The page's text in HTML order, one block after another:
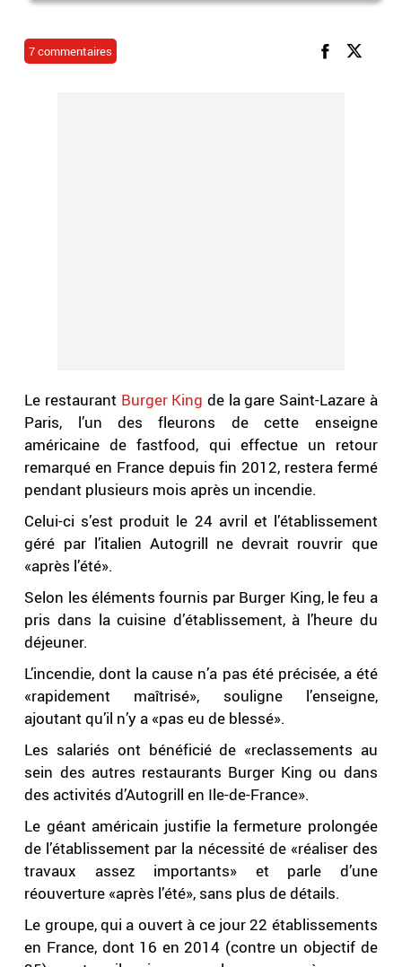
7 commentaires
Le restaurant Burger Kingde la gare Saint-Lazare à
Paris, l’un des fleurons de cette enseigne
américaine de fastfood, qui effectue un retour
remarqué en France depuis fin 2012, restera fermé
pendant plusieurs mois après un incendie.
Celui-ci s’est produit le 24 avril et l’établissement
géré par l’italien Autogrill ne devrait rouvrir que
«après l’été».
Selon les éléments fournis par Burger King, le feu a
pris dans la cuisine d’établissement, à l’heure du
déjeuner.
L’incendie, dont la cause n’a pas été précisée, a été
«rapidement maîtrisé», souligne l’enseigne,
ajoutant qu’il n’y a «pas eu de blessé».
Les salariés ont bénéficié de «reclassements au
sein des autres restaurants Burger King ou dans
des activités d’Autogrill en Ile-de-France».
Le géant américain justifie la fermeture prolongée
de l’établissement par la nécessité de «réaliser des
travaux assez importants» et parle d’une
réouverture «après l’été», sans plus de détails.
Le groupe, qui a ouvert à ce jour 22 établissements
en France, dont 16 en 2014 (contre un objectif de